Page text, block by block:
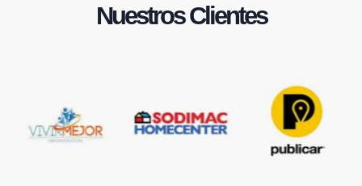
Nuestros Clientes